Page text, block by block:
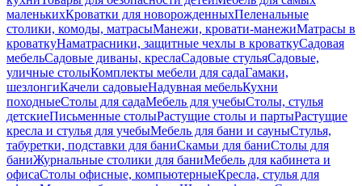
маленькихКроватки для новорожденныхПеленальные
столики, комоды, матрасыМанежи, кровати-манежиМатрасы в
кроваткуНаматрасники, защитные чехлы в кроваткуСадовая
мебельСадовые диваны, креслаСадовые стульяСадовые,
уличные столыКомплекты мебели для садаГамаки,
шезлонгиКачели садовыеНадувная мебельКухни
походныеСтолы для садаМебель для учебыСтолы, стулья
детскиеПисьменные столыРастущие столы и партыРастущие
кресла и стулья для учебыМебель для бани и сауныСтулья,
табуретки, подставки для баниСкамьи для баниСтолы для
баниЖурнальные столики для баниМебель для кабинета и
офисаСтолы офисные, компьютерныеКресла, стулья для